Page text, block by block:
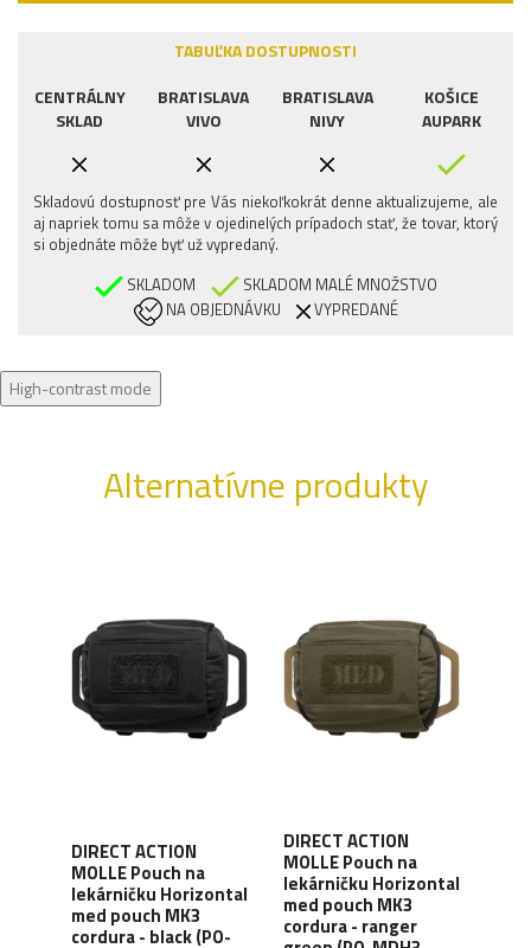
TABUĽKA DOSTUPNOSTI
CENTRÁLNY
SKLAD
BRATISLAVA
VIVO
BRATISLAVA
NIVY
KOŠICE
AUPARK
Skladovú dostupnosť pre Vás niekoľkokrát denne aktualizujeme, ale
aj napriek tomu sa môže v ojedinelých prípadoch stať, že tovar, ktorý
si objednáte môže byť už vypredaný.
SKLADOM
SKLADOM MALÉ MNOŽSTVO
NA OBJEDNÁVKU
VYPREDANÉ
High-contrast mode
Alternatívne produkty
DIRECT ACTION
MOLLE Pouch na
lekárničku Horizontal
med pouch MK3
cordura - black (PO-
DIRECT ACTION
MOLLE Pouch na
lekárničku Horizontal
med pouch MK3
cordura - ranger